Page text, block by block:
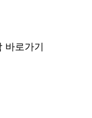
바로가기